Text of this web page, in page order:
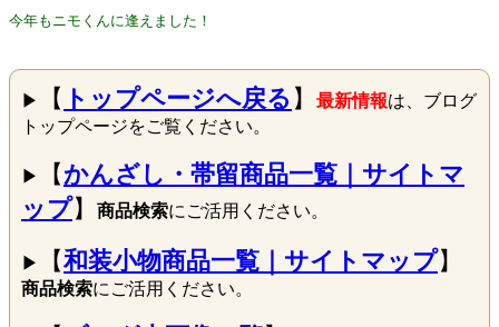
今年もニモくんに逢えました！
▶ 【 トップページへ戻る 】 最新情報は、ブログ
トップページをご覧ください。
▶ 【かんざし・帯留商品一覧｜サイトマ
ップ】 商品検索にご活用ください。
▶ 【和装小物商品一覧｜サイトマップ】
商品検索にご活用ください。